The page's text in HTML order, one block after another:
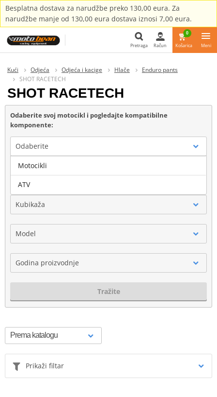
Besplatna dostava za narudžbe preko 130,00 eura. Za
narudžbe manje od 130,00 eura dostava iznosi 7,00 eura.
Pretraga
Pretraga Račun
0
Košarica Meni
Kući Odjeća Odjeća i kacige Hlače
Enduro pants
SHOT RACETECH
SHOT RACETECH
Odaberite svoj motocikl i pogledajte kompatibilne
komponente:
Odaberite
Marka
Kubikaža
Model
Godina proizvodnje
Tražite
Prikaži filtar
Motocikli
ATV